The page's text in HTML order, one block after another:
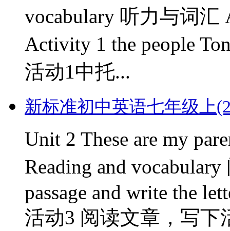
vocabulary 听力与词汇
Activity 1 the people
活动1中托...
新标准初中英语七年级上
Unit 2 These are my
Reading and
passage and write the
活动3 阅读文章，写下